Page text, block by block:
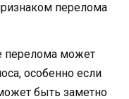
перелома
перелома может
особенно если
быть заметно